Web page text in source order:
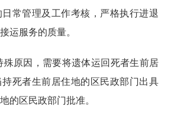
常管理及工作考核，严格执行进退
运服务的质量。
殊原因，需要将遗体运回死者生前居
死者生前居住地的区民政部门出具
的区民政部门批准。